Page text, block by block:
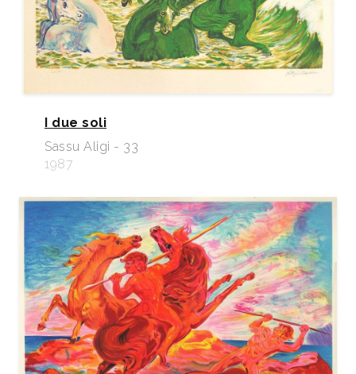
I due soli
Sassu Aligi - 33
1987